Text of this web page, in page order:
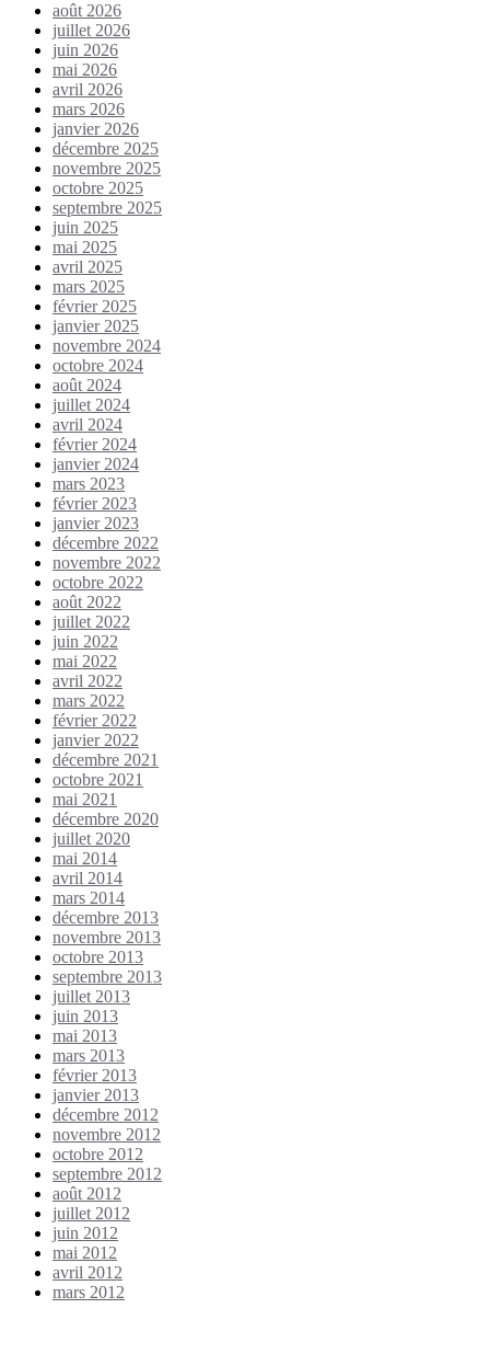
août 2026
juillet 2026
juin 2026
mai 2026
avril 2026
mars 2026
janvier 2026
décembre 2025
novembre 2025
octobre 2025
septembre 2025
juin 2025
mai 2025
avril 2025
mars 2025
février 2025
janvier 2025
novembre 2024
octobre 2024
août 2024
juillet 2024
avril 2024
février 2024
janvier 2024
mars 2023
février 2023
janvier 2023
décembre 2022
novembre 2022
octobre 2022
août 2022
juillet 2022
juin 2022
mai 2022
avril 2022
mars 2022
février 2022
janvier 2022
décembre 2021
octobre 2021
mai 2021
décembre 2020
juillet 2020
mai 2014
avril 2014
mars 2014
décembre 2013
novembre 2013
octobre 2013
septembre 2013
juillet 2013
juin 2013
mai 2013
mars 2013
février 2013
janvier 2013
décembre 2012
novembre 2012
octobre 2012
septembre 2012
août 2012
juillet 2012
juin 2012
mai 2012
avril 2012
mars 2012